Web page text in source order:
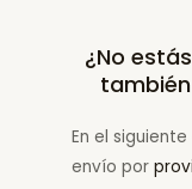
¿No
En el
envío por